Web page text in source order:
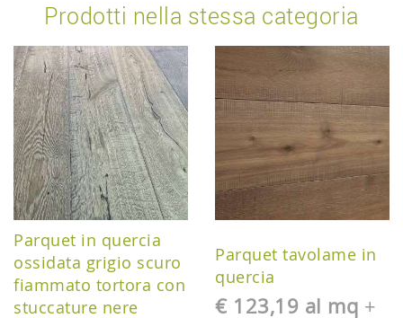
Prodotti nella stessa categoria
Parquet in quercia
ossidata grigio scuro
fiammato tortora con
stuccature nere
Parquet tavolame in
quercia
€ 123,19 al mq +